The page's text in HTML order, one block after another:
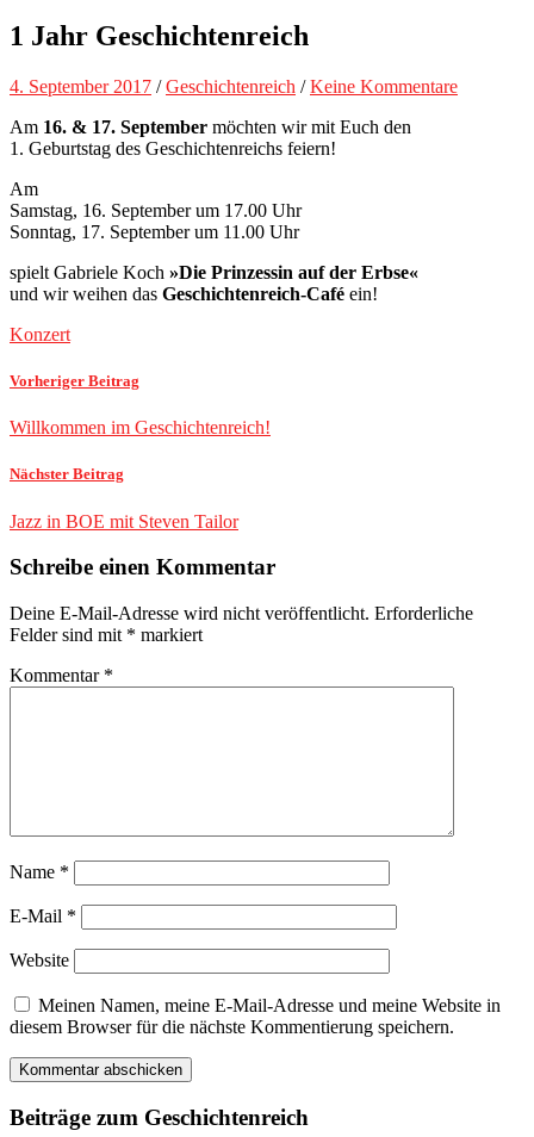
1 Jahr Geschichtenreich
4. September 2017 /Geschichtenreich /Keine Kommentare
Am 16. & 17. September möchten wir mit Euch den
1. Geburtstag des Geschichtenreichs feiern!
Am
Samstag, 16. September um 17.00 Uhr
Sonntag, 17. September um 11.00 Uhr
spielt Gabriele Koch »Die Prinzessin auf der Erbse«
und wir weihen das Geschichtenreich-Café ein!
Konzert
Vorheriger Beitrag
Willkommen im Geschichtenreich!
Nächster Beitrag
Jazz in BOE mit Steven Tailor
Schreibe einen Kommentar
Deine E-Mail-Adresse wird nicht veröffentlicht. Erforderliche
Felder sind mit * markiert
Kommentar *
Name *
E-Mail *
Website
Meinen Namen, meine E-Mail-Adresse und meine Website in
diesem Browser für die nächste Kommentierung speichern.
Beiträge zum Geschichtenreich